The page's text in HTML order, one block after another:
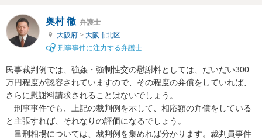
奥村 徹 弁護士
大阪府 > 大阪市北区
刑事事件に注力する弁護士
民事裁判例では、強姦・強制性交の慰謝料としては、だいだい300
万円程度が認容されていますので、その程度の弁償をしていれば、
さらに慰謝料請求されることはないでしょう。
刑事事件でも、上記の裁判例を示して、相応額の弁償をしている
と主張すれば、それなりの評価になるでしょう。
量刑相場については、裁判例を集めれば分かります。裁判員事件